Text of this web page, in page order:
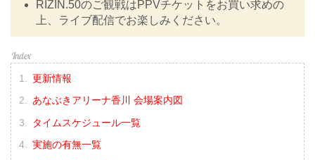
RIZIN.50のご観戦はPPVチケットをお買い求めの
上、ライブ配信でお楽しみください。
更新情報
あなぶきアリーナ香川 会場案内図
タイムスケジュール一覧
実施の有無一覧